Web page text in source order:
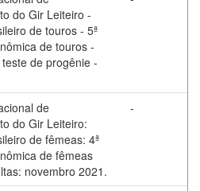
do Gir Leiteiro -
de touros - 5ª
de touros -
de progênie -
de
do Gir Leiteiro:
de fêmeas: 4ª
de fêmeas
novembro 2021.
-